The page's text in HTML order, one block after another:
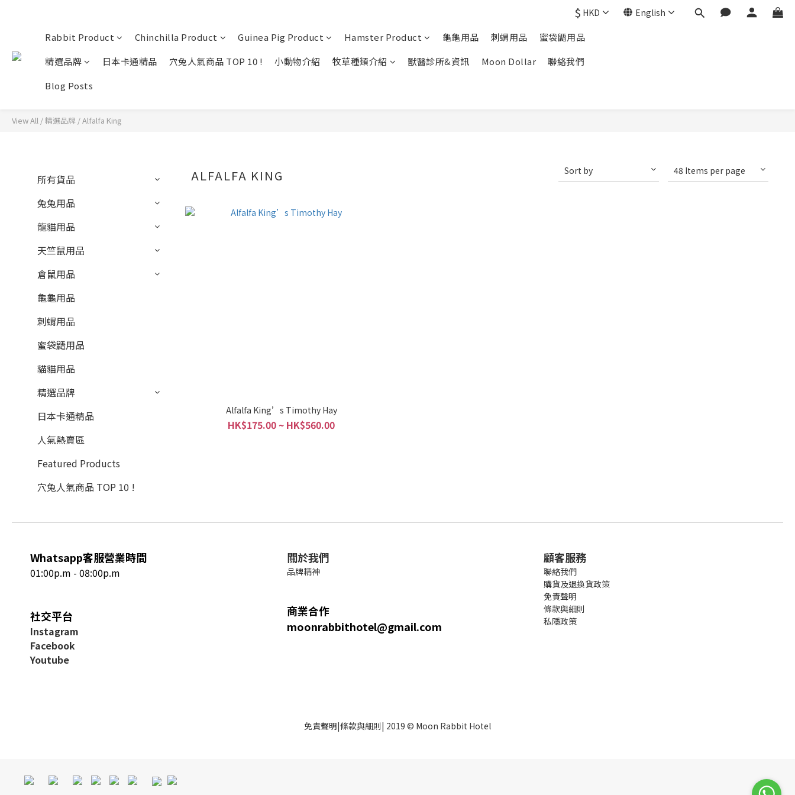
$ HKD English
Rabbit Product Chinchilla Product Guinea Pig Product Hamster Product 龜龜用品 刺蝟用品
蜜袋鼯用品
精選品牌
日本卡通精品 穴兔人氣商品 TOP 10 ! 小動物介紹 牧草種類介紹 獸醫診所&資訊 Moon Dollar
聯絡我們
Blog Posts
View All /精選品牌 /Alfalfa King
所有貨品
兔兔用品
龍貓用品
天竺鼠用品
倉鼠用品
龜龜用品
刺蝟用品
蜜袋鼯用品
貓貓用品
精選品牌
日本卡通精品
人氣熱賣區
Featured Products
穴兔人氣商品 TOP 10 !
ALFALFA KING Sort by 48 Items per page
Alfalfa King’s Timothy Hay
HK$175.00 ~ HK$560.00
Whatsapp客服營業時間
01:00p.m - 08:00p.m
社交平台
Instagram
Facebook
Youtube
關於我們
品牌精神
商業合作
moonrabbithotel@gmail.com
顧客服務
聯絡我們
購貨及退換貨政策
免責聲明
條款與細則
私隱政策
免責聲明|條款與細則| 2019 © Moon Rabbit Hotel